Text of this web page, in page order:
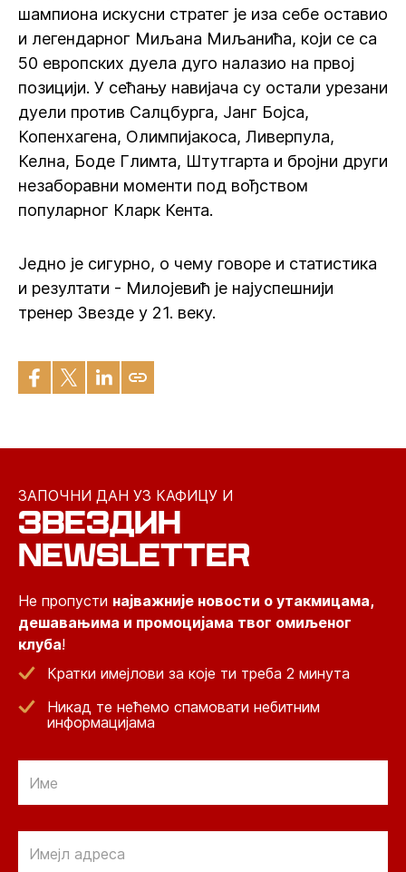
шампиона искусни стратег је иза себе оставио
и легендарног Миљана Миљанића, који се са
50 европских дуела дуго налазио на првој
позицији. У сећању навијача су остали урезани
дуели против Салцбурга, Јанг Бојса,
Копенхагена, Олимпијакоса, Ливерпула,
Келна, Боде Глимта, Штутгарта и бројни други
незаборавни моменти под вођством
популарног Кларк Кента.
Једно је сигурно, о чему говоре и статистика
и резултати - Милојевић је најуспешнији
тренер Звезде у 21. веку.
ЗАПОЧНИ ДАН УЗ КАФИЦУ И
ЗВЕЗДИН
NEWSLETTER
Не пропусти најважније новости о утакмицама,
дешавањима и промоцијама твог омиљеног
клуба!
Кратки имејлови за које ти треба 2 минута
Никад те нећемо спамовати небитним
информацијама